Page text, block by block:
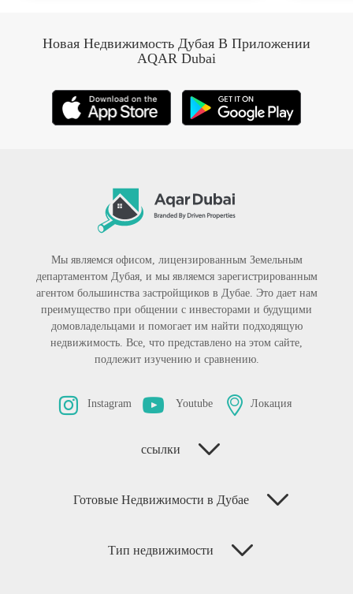
Новая Недвижимость Дубая В Приложении
AQAR Dubai
Мы являемся офисом, лицензированным Земельным
департаментом Дубая, и мы являемся зарегистрированным
агентом большинства застройщиков в Дубае. Это дает нам
преимущество при общении с инвесторами и будущими
домовладельцами и помогает им найти подходящую
недвижимость. Все, что представлено на этом сайте,
подлежит изучению и сравнению.
Instagram Youtube Локация
ссылки
Готовые Недвижимости в Дубае
Тип недвижимости